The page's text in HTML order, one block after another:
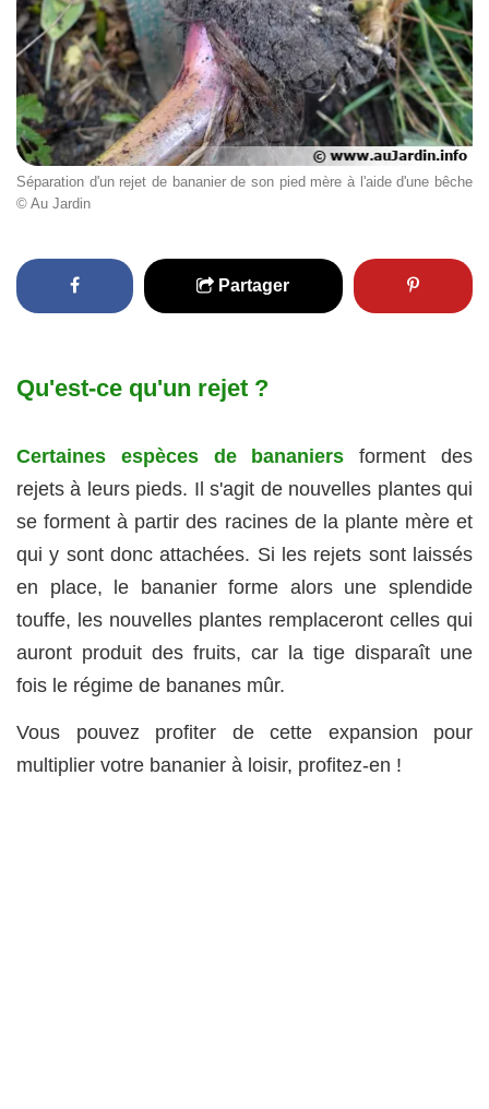
Séparation d'un rejet de bananier de son pied mère à l'aide d'une bêche
© Au Jardin
Partager
Qu'est-ce qu'un rejet ?
Certaines espèces de bananiers forment des
rejets à leurs pieds. Il s'agit de nouvelles plantes qui
se forment à partir des racines de la plante mère et
qui y sont donc attachées. Si les rejets sont laissés
en place, le bananier forme alors une splendide
touffe, les nouvelles plantes remplaceront celles qui
auront produit des fruits, car la tige disparaît une
fois le régime de bananes mûr.
Vous pouvez profiter de cette expansion pour
multiplier votre bananier à loisir, profitez-en !